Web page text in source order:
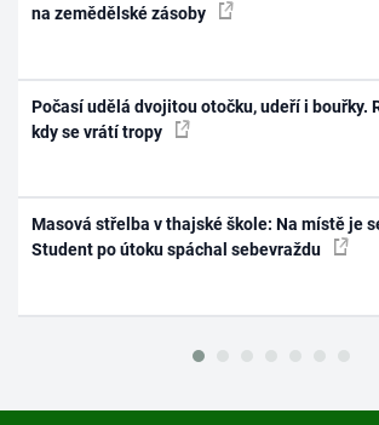
na zemědělské zásoby
Počasí udělá dvojitou otočku, udeří i bouřky.
kdy se vrátí tropy
Masová střelba v thajské škole: Na místě je
Student po útoku spáchal sebevraždu